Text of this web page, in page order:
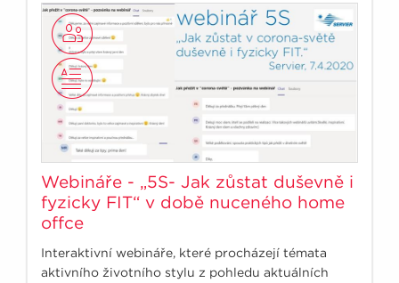
Webináře - „5S- Jak zůstat duševně i
fyzicky FIT“ v době nuceného home
offce
Interaktivní webináře, které procházejí témata
aktivního životního stylu z pohledu aktuálních